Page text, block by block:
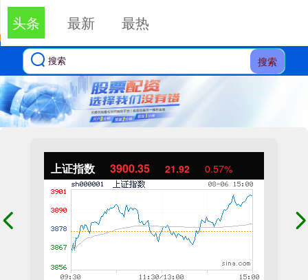
搜索
上证指数 3900.35 21.92 0.57%
头条 最新 最热